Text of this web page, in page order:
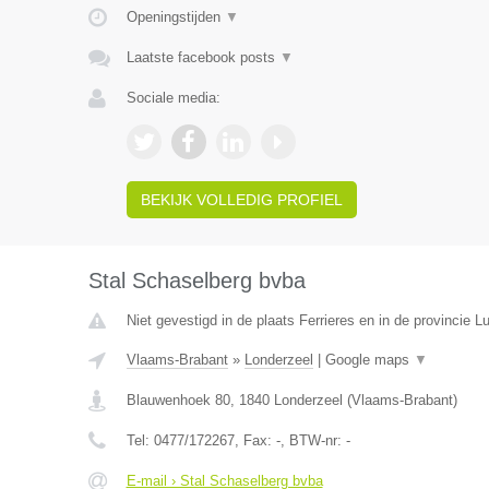
Openingstijden ▼
Laatste facebook posts ▼
Sociale media:
BEKIJK VOLLEDIG PROFIEL
Stal Schaselberg bvba
Niet gevestigd in de plaats Ferrieres en in de provincie
Vlaams-Brabant» Londerzeel Google maps ▼
Blauwenhoek 80, 1840 Londerzeel (Vlaams-Brabant)
Tel: 0477/172267, Fax: -, BTW-nr: -
E-mail › Stal Schaselberg bvba